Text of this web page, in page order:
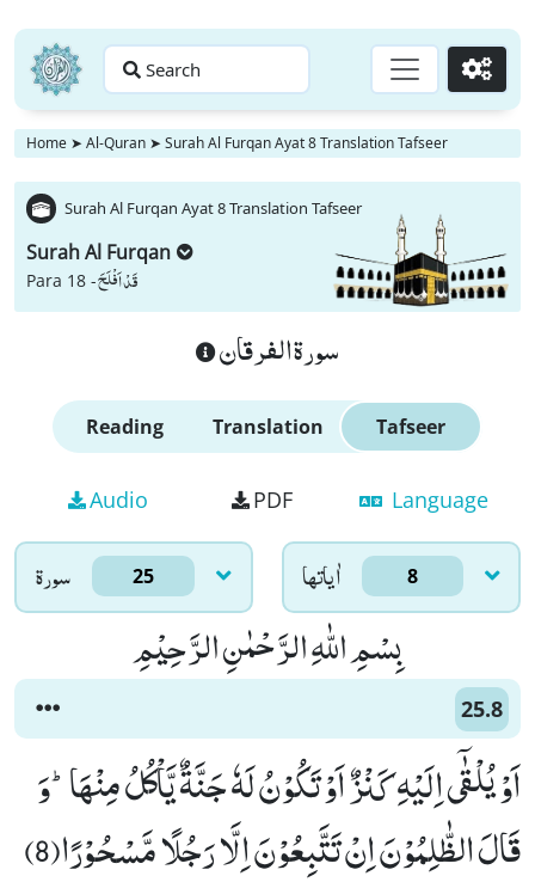
Search Go
Home ➤ Al-Quran ➤ Surah Al Furqan Ayat 8 Translation Tafseer
Surah Al Furqan Ayat 8 Translation Tafseer
Surah Al Furqan
Para 18 -قَدْ اَفْلَحَ
سورة الفرقان
Reading Translation Tafseer
Audio PDF Language
سورۃ 25 اٰياتها 8
بِسْمِ اللّٰهِ الرَّحْمٰنِ الرَّحِیْمِ
25.8
اَوْ یُلْقٰۤى اِلَیْهِ كَنْزٌ اَوْ تَكُوْنُ لَهٗ جَنَّةٌ یَّاْكُلُ مِنْهَاؕ-وَ
قَالَ الظّٰلِمُوْنَ اِنْ تَتَّبِعُوْنَ اِلَّا رَجُلًا مَّسْحُوْرًا(8)